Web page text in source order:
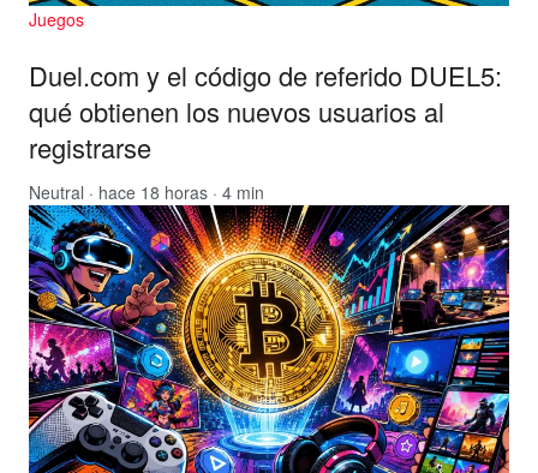
Juegos
Duel.com y el código de referido DUEL5:
qué obtienen los nuevos usuarios al
registrarse
Neutral · hace 18 horas · 4 min